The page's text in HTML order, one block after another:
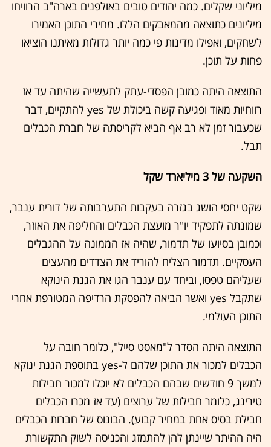
מיליוני שקלים. כמה יהודים טובים באולפנים בארה"ב הרוויחו
מיליונים כתוצאה מהמאבקים הללו. מחירי התוכן האמירו
לשחקים, ואפילו מדינות פי כמה יותר גדולות מאיתנו הוציאו
פחות על תוכן.
התוצאה היתה כמובן הפסדי-עתק לתעשייה שהיתה עד אז
רווחיות מאוד ופגיעה קשה ביכולת של yes להתקיים, דבר
שכעבור זמן לא רב אף הביא לקריסתה של חברת הכבלים
תבל.
השקעה של 3 מיליארד שקל
שקט יחסי הושג בגזרה בעקבות התערבותה של דורית ענבר,
שמונתה לתפקיד יו"ר מועצת הכבלים והחליפה את האוזר,
וכמובן בסיועו של תדמור, שהיה אז הממונה על ההגבלים
העסקיים. תדמור הצליח להוריד את הצדדים מהעצים
שעליהם טפסו, וביחד עם ענבר הגו את הגנת הינוקא
שתקבל yes ואשר הביאה להפסקת הרדיפה המטורפת אחרי
התוכן העולמי.
התוצאה היתה הסדר ל"מאסט סייל", כלומר חובה על
הכבלים למכור את התוכן שלהם ל-yes בתוספת הגנת ינוקא
למשך 9 חודשים שבהם הכבלים לא יוכלו למכור חבילות
טירינג, כלומר חבילות של ערוצים (עד אז מכרו הכבלים
חבילת בסיס אחת במחיר קבוע). הבונוס של חברות הכבלים
היה ההיתר שיינתן להן להתמזג והכניסה לשוק התקשורת